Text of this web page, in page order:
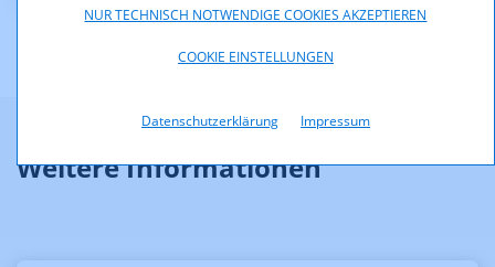
NUR TECHNISCH NOTWENDIGE COOKIES AKZEPTIEREN
COOKIE EINSTELLUNGEN
Datenschutzerklärung Impressum
Weitere Informationen